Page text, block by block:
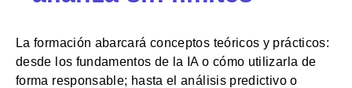
La formación abarcará conceptos teóricos y prácticos:
desde los fundamentos de la IA o cómo utilizarla de
forma responsable; hasta el análisis predictivo o